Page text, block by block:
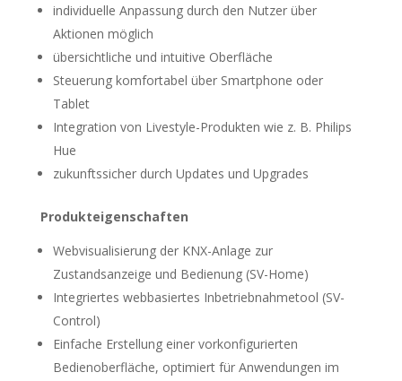
individuelle Anpassung durch den Nutzer über
Aktionen möglich
übersichtliche und intuitive Oberfläche
Steuerung komfortabel über Smartphone oder
Tablet
Integration von Livestyle-Produkten wie z. B. Philips
Hue
zukunftssicher durch Updates und Upgrades
Produkteigenschaften
Webvisualisierung der KNX-Anlage zur
Zustandsanzeige und Bedienung (SV-Home)
Integriertes webbasiertes Inbetriebnahmetool (SV-
Control)
Einfache Erstellung einer vorkonfigurierten
Bedienoberfläche, optimiert für Anwendungen im